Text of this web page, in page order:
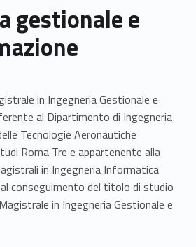
gestionale e
in Ingegneria Gestionale e
al Dipartimento di Ingegneria
Tecnologie Aeronautiche
Roma Tre e appartenente alla
in Ingegneria Informatica
conseguimento del titolo di studio
in Ingegneria Gestionale e